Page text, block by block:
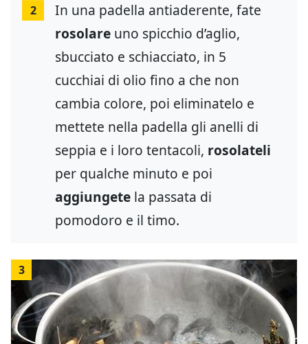
2
In una padella antiaderente, fate
rosolare uno spicchio d’aglio,
sbucciato e schiacciato, in 5
cucchiai di olio fino a che non
cambia colore, poi eliminatelo e
mettete nella padella gli anelli di
seppia e i loro tentacoli, rosolateli
per qualche minuto e poi
aggiungete la passata di
pomodoro e il timo.
3